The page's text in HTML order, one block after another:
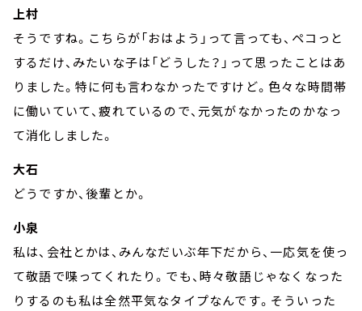
上村
そうですね。こちらが「おはよう」って言っても、ペコっと
するだけ、みたいな子は「どうした？」って思ったことはあ
りました。特に何も言わなかったですけど。色々な時間帯
に働いていて、疲れているので、元気がなかったのかなっ
て消化しました。
大石
どうですか、後輩とか。
小泉
私は、会社とかは、みんなだいぶ年下だから、一応気を使っ
て敬語で喋ってくれたり。でも、時々敬語じゃなくなった
りするのも私は全然平気なタイプなんです。そういった